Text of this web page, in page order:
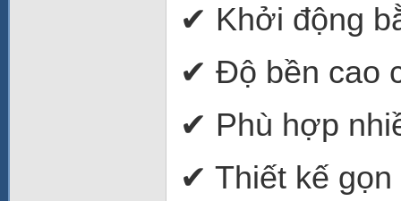
✔ Khởi động
✔ Độ bền cao
✔ Phù hợp
✔ Thiết kế